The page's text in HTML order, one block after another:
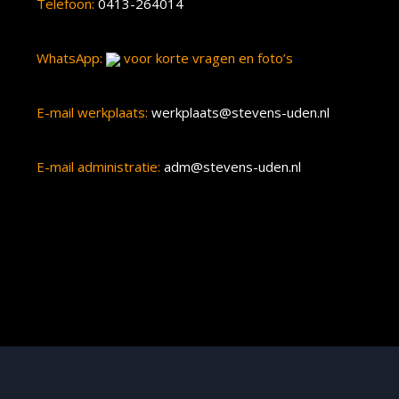
WhatsApp: voor korte vragen en foto’s
E-mail werkplaats: werkplaats@stevens-uden.nl
E-mail administratie: adm@stevens-uden.nl